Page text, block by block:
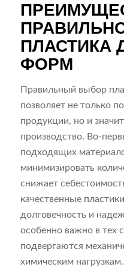
ПЛАСТИКА
ФОРМ
Правильный выбор
позволяет не только
продукции, но и
производство. Во-
подходящих
минимизировать
снижает
качественные
долговечность и
особенно важно в тех
подвергаются
химическим нагрузкам.